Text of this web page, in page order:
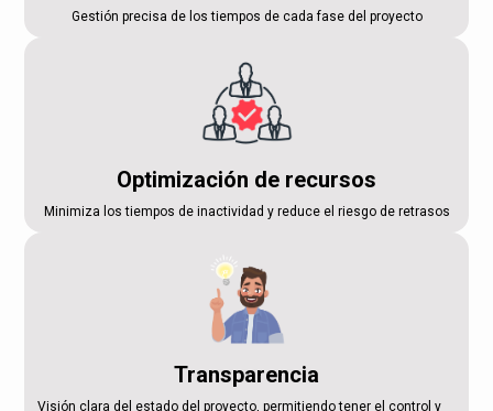
Gestión precisa de los tiempos de cada fase del proyecto
Optimización de recursos
Minimiza los tiempos de inactividad y reduce el riesgo de retrasos
Transparencia
Visión clara del estado del proyecto, permitiendo tener el control y